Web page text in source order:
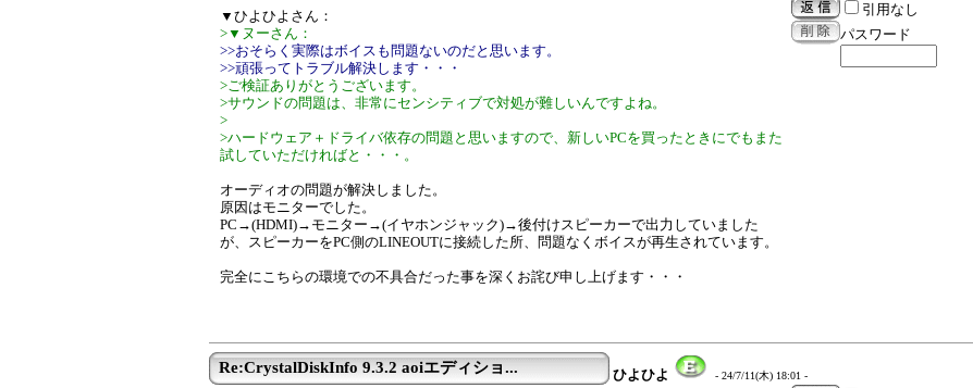
▼ひよひよさん：
>▼ヌーさん：
>>おそらく実際はボイスも問題ないのだと思います。
>>頑張ってトラブル解決します・・・
>ご検証ありがとうございます。
>サウンドの問題は、非常にセンシティブで対処が難しいんですよね。
>
>ハードウェア＋ドライバ依存の問題と思いますので、新しいPCを買ったときにでもまた
試していただければと・・・。
オーディオの問題が解決しました。
原因はモニターでした。
PC→(HDMI)→モニター→(イヤホンジャック)→後付けスピーカーで出力していました
が、スピーカーをPC側のLINEOUTに接続した所、問題なくボイスが再生されています。
完全にこちらの環境での不具合だった事を深くお詫び申し上げます・・・
引用なし
パスワード
Re:CrystalDiskInfo 9.3.2 aoiエディショ... ひよひよ - 24/7/11(木) 18:01 -